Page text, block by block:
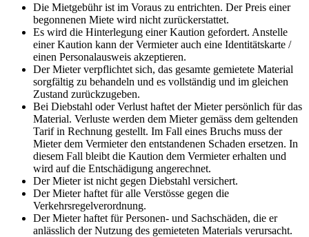
Die Mietgebühr ist im Voraus zu entrichten. Der Preis einer
begonnenen Miete wird nicht zurückerstattet.
Es wird die Hinterlegung einer Kaution gefordert. Anstelle
einer Kaution kann der Vermieter auch eine Identitätskarte /
einen Personalausweis akzeptieren.
Der Mieter verpflichtet sich, das gesamte gemietete Material
sorgfältig zu behandeln und es vollständig und im gleichen
Zustand zurückzugeben.
Bei Diebstahl oder Verlust haftet der Mieter persönlich für das
Material. Verluste werden dem Mieter gemäss dem geltenden
Tarif in Rechnung gestellt. Im Fall eines Bruchs muss der
Mieter dem Vermieter den entstandenen Schaden ersetzen. In
diesem Fall bleibt die Kaution dem Vermieter erhalten und
wird auf die Entschädigung angerechnet.
Der Mieter ist nicht gegen Diebstahl versichert.
Der Mieter haftet für alle Verstösse gegen die
Verkehrsregelverordnung.
Der Mieter haftet für Personen- und Sachschäden, die er
anlässlich der Nutzung des gemieteten Materials verursacht.